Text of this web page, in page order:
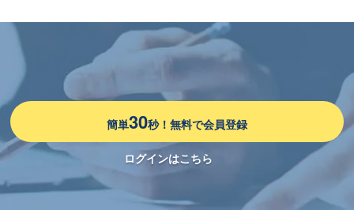
れました！／コンサルGO様
「ランサーズ テックエージェントに突撃取材！高単価案件を獲得
するフリーランスエンジニアの特徴に迫る」に掲載されました！／
コエテコキャリア様
2024.06.03
「フリーランスエージェントおすすめ28選を徹底比較【2024年6月
最新】」に掲載されました！／LiPro様
簡単30秒！無料で会員登録
ログインはこちら